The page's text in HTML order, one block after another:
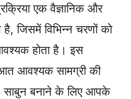
एक वैज्ञानिक और
जिसमें विभिन्न चरणों को
होता है। इस
आवश्यक सामग्री की
साबुन बनाने के लिए आपके